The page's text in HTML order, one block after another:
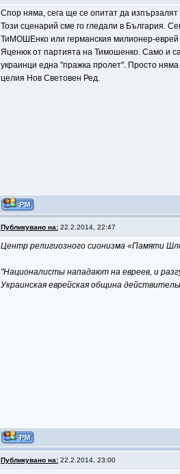
Спор няма, сега ще се опитат да
Този сценарий сме го гледали в България.
ТиМОШЕнко или германския милионер-еврей
Яценюк от партията на Тимошенко. Само и
украинци една "пражка пролет". Просто
целия Нов Световен Ред.
Публикувано на:22.2.2014, 22:47
Центр религиозного сионизма «Памяти
"Националисты нападают на евреев, и
Украинская еврейская община
Публикувано на:22.2.2014, 23:00